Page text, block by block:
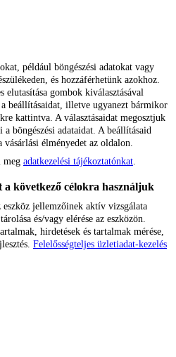
például böngészési adatokat vagy
és hozzáférhetünk azokhoz.
elutasítása gombok kiválasztásával
beállításaidat, illetve ugyanezt bármikor
kattintva. A választásaidat megosztjuk
böngészési adataidat. A beállításaid
élményedet az oldalon.
meg adatkezelési tájékoztatónkat
következő célokra használjuk
eszköz jellemzőinek aktív vizsgálata
és/vagy elérése az eszközön.
hirdetések és tartalmak mérése,
Felelősségteljes üzletiadat-kezelés